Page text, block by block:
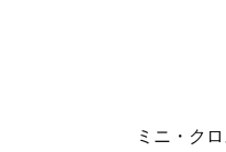
ミニ・ク